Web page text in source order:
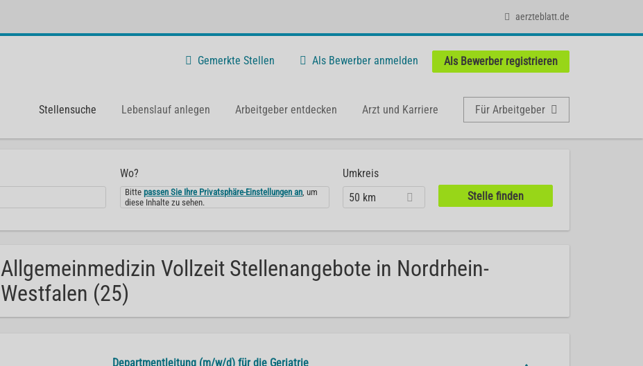
aerzteblatt.de
Gemerkte Stellen Als Bewerber anmelden Als Bewerber registrieren
Stellensuche Lebenslauf anlegen Arbeitgeber entdecken Arzt und Karriere Für Arbeitgeber
Wo?
Bittepassen Sie Ihre Privatsphäre-Einstellungen an, um
diese Inhalte zu sehen.
Umkreis
50 km
Allgemeinmedizin Vollzeit Stellenangebote in Nordrhein-
Westfalen (25)
Departmentleitung (m/w/d) für die Geriatrie